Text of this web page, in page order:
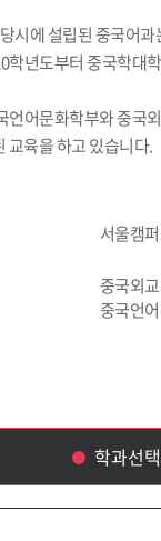
시에 설립된 중국어
학년도부터 중국학대
언어문화학부와 중국
교육을 하고 있습니다.
서울캠
중국외
중국언
학과선택
중국언어문